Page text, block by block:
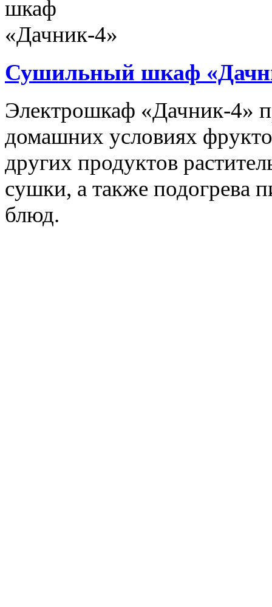
Сушильный шкаф
Электрошкаф «Дачник-4»
домашних условиях
других продуктов
сушки, а также подогрева
блюд.